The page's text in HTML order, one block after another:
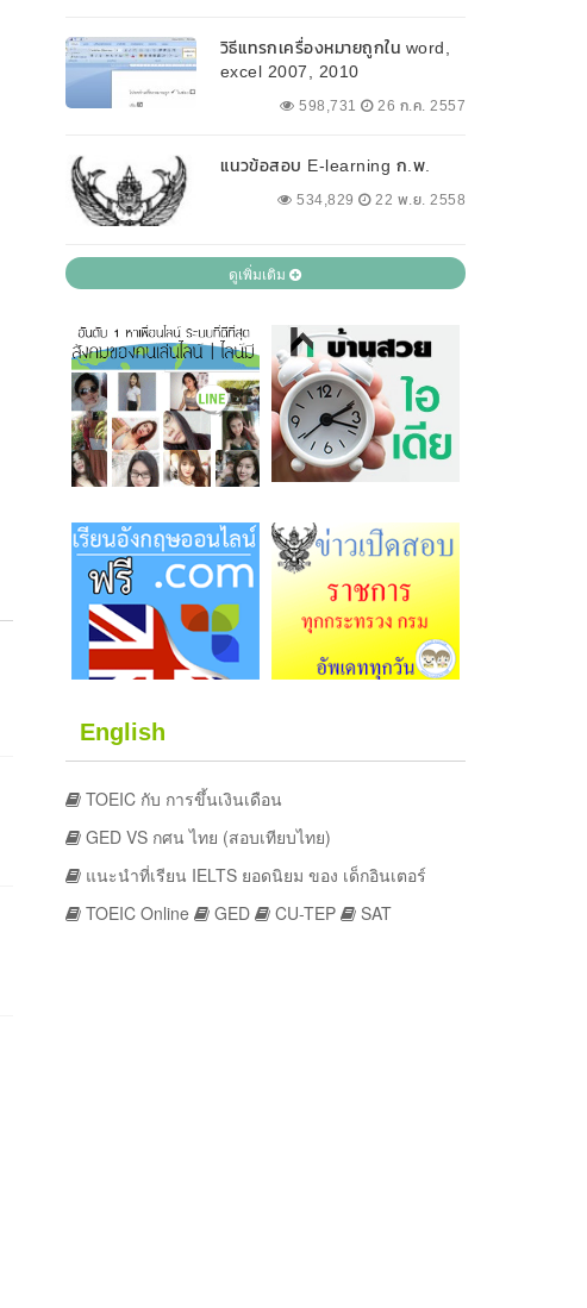
วิธีแทรกเครื่องหมายถูกใน word,
excel 2007, 2010
598,731 26 ก.ค. 2557
แนวข้อสอบ E-learning ก.พ.
534,829 22 พ.ย. 2558
ดูเพิ่มเติม
English
TOEIC กับ การขึ้นเงินเดือน
GED VS กศน ไทย (สอบเทียบไทย)
แนะนำที่เรียน IELTS ยอดนิยม ของ เด็กอินเตอร์
TOEIC Online
GED CU-TEP SAT